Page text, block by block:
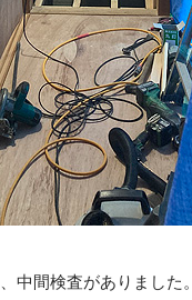
中間検査がありました。